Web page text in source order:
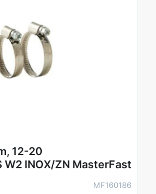
12-20
W2 INOX/ZN MasterFast
MF160186